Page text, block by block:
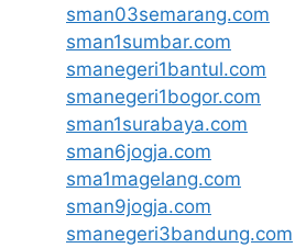
sman03semarang.com
sman1sumbar.com
smanegeri1bantul.com
smanegeri1bogor.com
sman1surabaya.com
sman6jogja.com
sma1magelang.com
sman9jogja.com
smanegeri3bandung.com